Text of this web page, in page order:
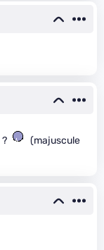
(majuscule